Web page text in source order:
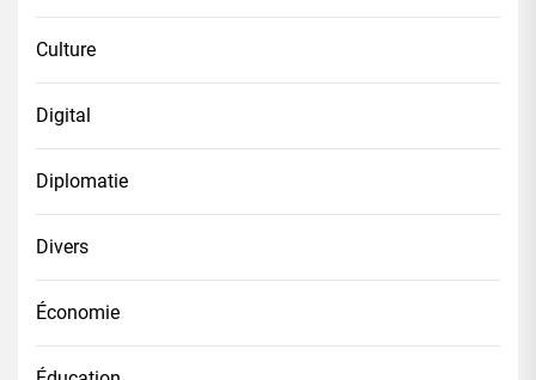
Culture
Digital
Diplomatie
Divers
Économie